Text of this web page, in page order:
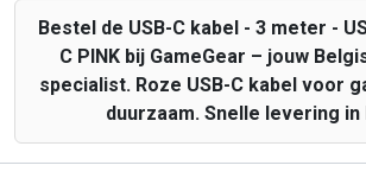
Bestel de USB-C kabel - 3 meter -
C PINK bij GameGear – jouw
specialist. Roze USB-C kabel voor
duurzaam. Snelle levering in